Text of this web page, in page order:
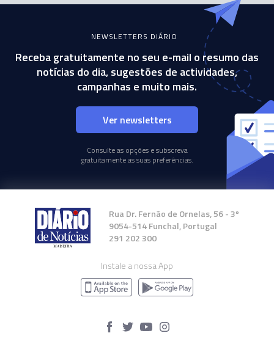
NEWSLETTERS DIÁRIO
Receba gratuitamente no seu e-mail o resumo das
notícias do dia, sugestões de actividades,
campanhas e muito mais.
Ver newsletters
Consulte as opções e subscreva
gratuitamente as suas preferências.
Rua Dr. Fernão de Ornelas, 56 - 3º
9054-514 Funchal, Portugal
291 202 300
Instale a nossa App